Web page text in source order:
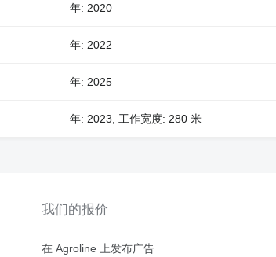
年: 2020
年: 2022
年: 2025
年: 2023, 工作宽度: 280 米
我们的报价
在 Agroline 上发布广告